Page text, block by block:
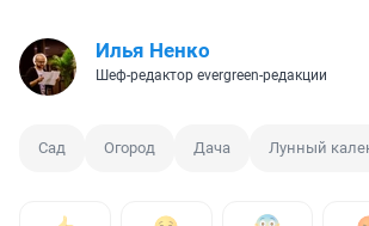
Илья Ненко
Шеф-редактор evergreen-редакции
Сад Огород Дача Лунный